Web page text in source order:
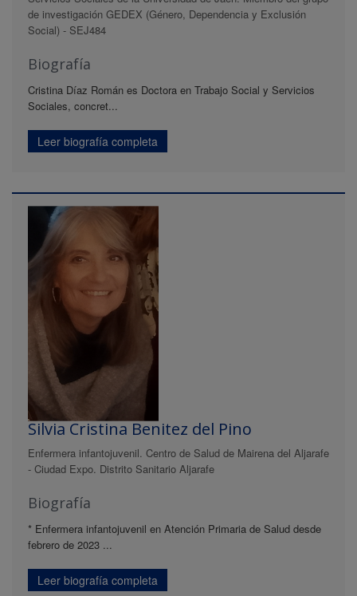
de investigación GEDEX (Género, Dependencia y Exclusión
Social) - SEJ484
Biografía
Cristina Díaz Román es Doctora en Trabajo Social y Servicios
Sociales, concret...
Leer biografía completa
Silvia Cristina Benitez del Pino
Enfermera infantojuvenil. Centro de Salud de Mairena del Aljarafe
- Ciudad Expo. Distrito Sanitario Aljarafe
Biografía
* Enfermera infantojuvenil en Atención Primaria de Salud desde
febrero de 2023 ...
Leer biografía completa